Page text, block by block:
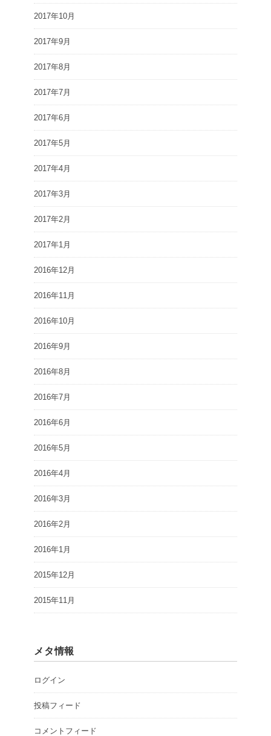
2017年10月
2017年9月
2017年8月
2017年7月
2017年6月
2017年5月
2017年4月
2017年3月
2017年2月
2017年1月
2016年12月
2016年11月
2016年10月
2016年9月
2016年8月
2016年7月
2016年6月
2016年5月
2016年4月
2016年3月
2016年2月
2016年1月
2015年12月
2015年11月
メタ情報
ログイン
投稿フィード
コメントフィード